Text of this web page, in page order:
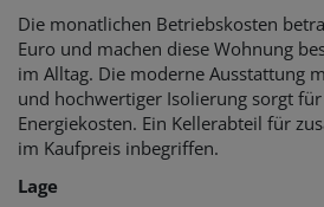
Die monatlichen Betriebskosten
Euro und machen diese Wohnung
im Alltag. Die moderne Ausstattung
und hochwertiger Isolierung sorgt
Energiekosten. Ein Kellerabteil für
im Kaufpreis inbegriffen.
Lage